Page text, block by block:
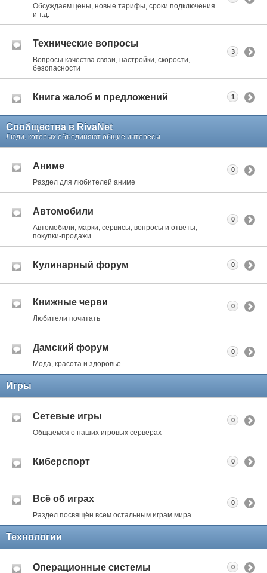
Обсуждаем цены, новые тарифы, сроки подключения
и т.д.
Технические вопросы
Вопросы качества связи, настройки, скорости,
безопасности
3
Книга жалоб и предложений 1
Сообщества в RivaNet
Люди, которых объединяют общие интересы
Аниме
Раздел для любителей аниме
0
Автомобили
Автомобили, марки, сервисы, вопросы и ответы,
покупки-продажи
0
Кулинарный форум 0
Книжные черви
Любители почитать
0
Дамский форум
Мода, красота и здоровье
0
Игры
Сетевые игры
Общаемся о наших игровых серверах
0
Киберспорт 0
Всё об играх
Раздел посвящён всем остальным играм мира
0
Технологии
Операционные системы 0